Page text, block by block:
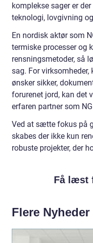
komplekse sager er
teknologi, lovgivning
En nordisk aktør som
termiske processer og
rensningsmetoder, så
sag. For virksomheder,
ønsker sikker,
forurenet jord, kan det
erfaren partner som
Ved at sætte fokus på
skabes der ikke kun
robuste projekter, der
Få læst
Flere Nyheder